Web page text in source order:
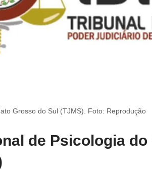
Grosso do Sul (TJMS). Foto: Reprodução
de Psicologia